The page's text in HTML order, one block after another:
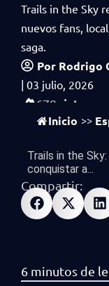
Trails in the Sky
nuevos fans,
saga.
Por Rodrigo
| 03 julio, 2026
679 vistas
Inicio >>
Trails in the
conquistar a...
Compartir: